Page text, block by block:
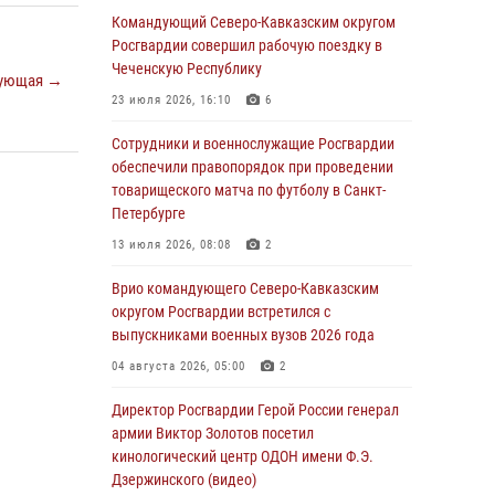
→
ОМОН «Ойрат» Управления Росгвардии по
Республике Калмыкия исполнилось 20 лет
08 августа 2026, 07:00
Росгвардии провели турнир по настольному
теннису ко Дню физкультурника
08 августа 2026, 07:00
Военнослужащие Софринской бригады
патриотического проекта «Дорогой
Ломоносова — дорогой к Победе в СВО»
(видео)
08 августа 2026, 07:00 2
Росгвардейцы обеспечили безопасность
«Поезда Победы» в Кузбассе
08 августа 2026, 07:00
Командующий Северо-Кавказским округом
Росгвардии совершил рабочую поездку в
Чеченскую Республику
23 июля 2026, 16:10 6
Сотрудники и военнослужащие Росгвардии
обеспечили правопорядок при проведении
товарищеского матча по футболу в Санкт-
Петербурге
13 июля 2026, 08:08 2
Врио командующего Северо-Кавказским
округом Росгвардии встретился с
выпускниками военных вузов 2026 года
04 августа 2026, 05:00 2
Директор Росгвардии Герой России генерал
армии Виктор Золотов посетил
кинологический центр ОДОН имени Ф.Э.
Дзержинского (видео)